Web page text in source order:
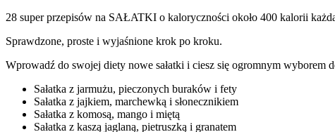
28 super przepisów na SAŁATKI o kaloryczności około 400 kalorii
Sprawdzone, proste i wyjaśnione krok po kroku.
Wprowadź do swojej diety nowe sałatki i ciesz się ogromnym wyborem
Sałatka z jarmużu, pieczonych buraków i fety
Sałatka z jajkiem, marchewką i słonecznikiem
Sałatka z komosą, mango i miętą
Sałatka z kaszą jaglaną, pietruszką i granatem